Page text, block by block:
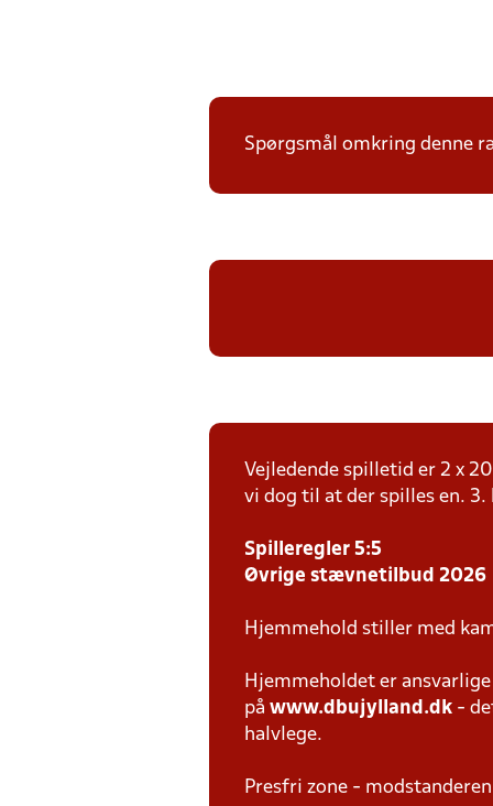
Spørgsmål omkring denne
Vejledende spilletid er 2 x
vi dog til at der spilles en. 3.
Spilleregler 5:5
Øvrige stævnetilbud 2026
Hjemmehold stiller med
Hjemmeholdet er
på www.dbujylland.dk -
halvlege.
Presfri zone -